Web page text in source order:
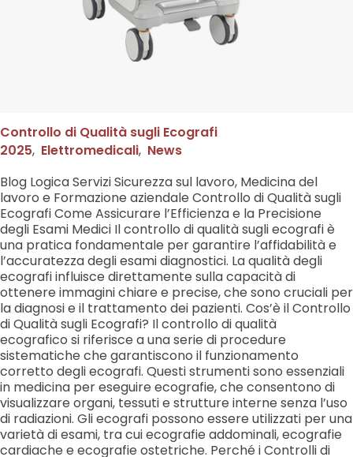
Controllo di Qualità sugli Ecografi
2025, Elettromedicali, News
Blog Logica Servizi Sicurezza sul lavoro, Medicina del
lavoro e Formazione aziendale Controllo di Qualità sugli
Ecografi Come Assicurare l’Efficienza e la Precisione
degli Esami Medici Il controllo di qualità sugli ecografi è
una pratica fondamentale per garantire l’affidabilità e
l’accuratezza degli esami diagnostici. La qualità degli
ecografi influisce direttamente sulla capacità di
ottenere immagini chiare e precise, che sono cruciali per
la diagnosi e il trattamento dei pazienti. Cos’è il Controllo
di Qualità sugli Ecografi? Il controllo di qualità
ecografico si riferisce a una serie di procedure
sistematiche che garantiscono il funzionamento
corretto degli ecografi. Questi strumenti sono essenziali
in medicina per eseguire ecografie, che consentono di
visualizzare organi, tessuti e strutture interne senza l’uso
di radiazioni. Gli ecografi possono essere utilizzati per una
varietà di esami, tra cui ecografie addominali, ecografie
cardiache e ecografie ostetriche. Perché i Controlli di